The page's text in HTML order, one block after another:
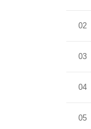
02
03
04
05